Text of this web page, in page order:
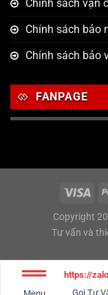
Chính sách vận
Chính sách bảo
Chính sách bảo
FANPAGE
Copyright
Tư vấn và
https://
Gọi Tư